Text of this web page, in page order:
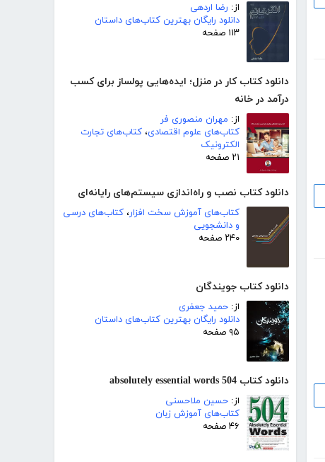
از: رضا اردهی
دانلود رایگان بهترین کتاب‌های داستان
۱۱۳ صفحه
دانلود کتاب کار در منزل؛ ایده‌هایی پولساز برای کسب
درآمد در خانه
از: مهران منصوری فر
کتاب‌های علوم اقتصادی، کتاب‌های تجارت
الکترونیک
۲۱ صفحه
دانلود کتاب نصب و راه‌اندازی سیستم‌های رایانه‌ای
کتاب‌های آموزش سخت افزار، کتاب‌های درسی
و دانشجویی
۲۴۰ صفحه
دانلود کتاب جویندگان
از: حمید جعفری
دانلود رایگان بهترین کتاب‌های داستان
۹۵ صفحه
دانلود کتاب 504 absolutely essential words
از: حسین ملاحسنی
کتاب‌های آموزش زبان
۴۶ صفحه